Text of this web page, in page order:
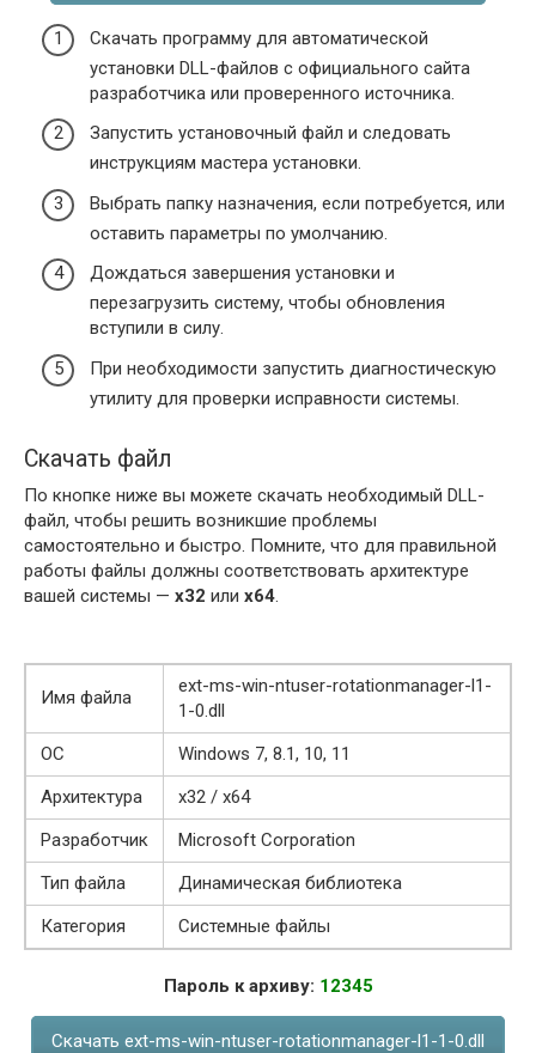
Скачать программу для автоматической
установки DLL-файлов с официального сайта
разработчика или проверенного источника.
Запустить установочный файл и следовать
инструкциям мастера установки.
Выбрать папку назначения, если потребуется, или
оставить параметры по умолчанию.
Дождаться завершения установки и
перезагрузить систему, чтобы обновления
вступили в силу.
При необходимости запустить диагностическую
утилиту для проверки исправности системы.
Скачать файл
По кнопке ниже вы можете скачать необходимый DLL-
файл, чтобы решить возникшие проблемы
самостоятельно и быстро. Помните, что для правильной
работы файлы должны соответствовать архитектуре
вашей системы — x32 или x64.
Имя файла
ext-ms-win-ntuser-rotationmanager-l1-
1-0.dll
ОС
Windows 7, 8.1, 10, 11
Архитектура
x32 / x64
Разработчик
Microsoft Corporation
Тип файла
Динамическая библиотека
Категория
Системные файлы
Пароль к архиву: 12345
Скачать ext-ms-win-ntuser-rotationmanager-l1-1-0.dll